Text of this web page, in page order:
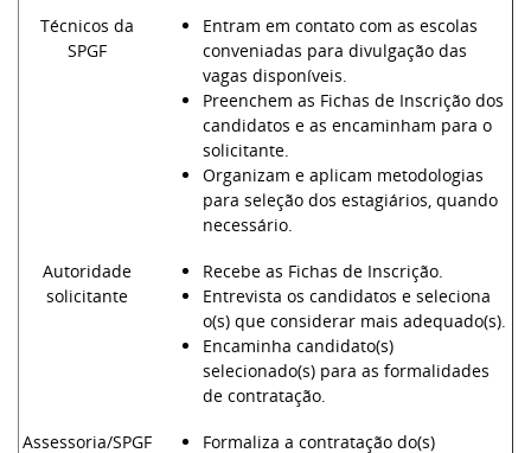
Técnicos da
SPGF
Entram em contato com as escolas
conveniadas para divulgação das
vagas disponíveis.
Preenchem as Fichas de Inscrição dos
candidatos e as encaminham para o
solicitante.
Organizam e aplicam metodologias
para seleção dos estagiários, quando
necessário.
Autoridade
solicitante
Recebe as Fichas de Inscrição.
Entrevista os candidatos e seleciona
o(s) que considerar mais adequado(s).
Encaminha candidato(s)
selecionado(s) para as formalidades
de contratação.
Assessoria/SPGF
Formaliza a contratação do(s)